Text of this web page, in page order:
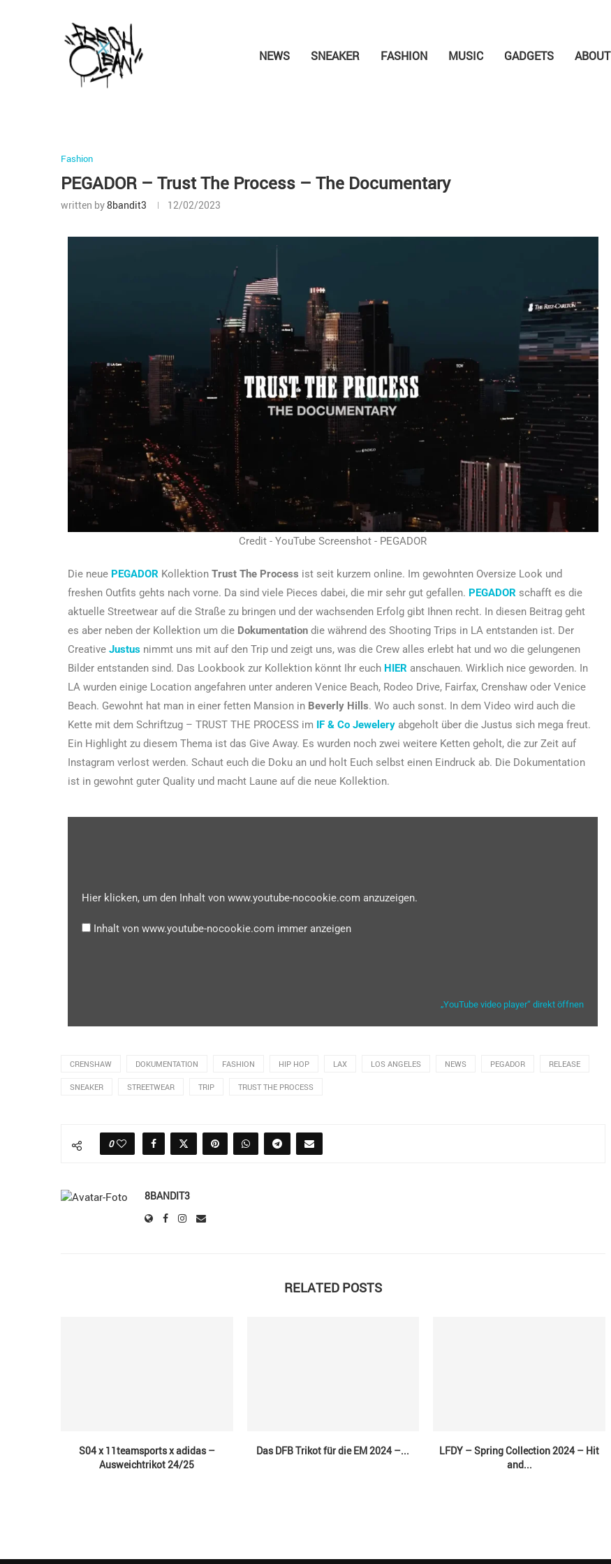
NEWS SNEAKER FASHION MUSIC GADGETS ABOUT
Fashion
PEGADOR – Trust The Process – The Documentary
written by8bandit3 12/02/2023
Credit - YouTube Screenshot - PEGADOR
Die neue PEGADOR Kollektion Trust The Process ist seit kurzem online. Im gewohnten Oversize Look und
freshen Outfits gehts nach vorne. Da sind viele Pieces dabei, die mir sehr gut gefallen. PEGADOR schafft es die
aktuelle Streetwear auf die Straße zu bringen und der wachsenden Erfolg gibt Ihnen recht. In diesen Beitrag geht
es aber neben der Kollektion um die Dokumentation die während des Shooting Trips in LA entstanden ist. Der
Creative Justus nimmt uns mit auf den Trip und zeigt uns, was die Crew alles erlebt hat und wo die gelungenen
Bilder entstanden sind. Das Lookbook zur Kollektion könnt Ihr euch HIER anschauen. Wirklich nice geworden. In
LA wurden einige Location angefahren unter anderen Venice Beach, Rodeo Drive, Fairfax, Crenshaw oder Venice
Beach. Gewohnt hat man in einer fetten Mansion in Beverly Hills. Wo auch sonst. In dem Video wird auch die
Kette mit dem Schriftzug – TRUST THE PROCESS im IF & Co Jewelery abgeholt über die Justus sich mega freut.
Ein Highlight zu diesem Thema ist das Give Away. Es wurden noch zwei weitere Ketten geholt, die zur Zeit auf
Instagram verlost werden. Schaut euch die Doku an und holt Euch selbst einen Eindruck ab. Die Dokumentation
ist in gewohnt guter Quality und macht Laune auf die neue Kollektion.
Hier klicken, um den Inhalt von www.youtube-nocookie.com anzuzeigen.
Inhalt von www.youtube-nocookie.com immer anzeigen
„YouTube video player“ direkt öffnen
CRENSHAW DOKUMENTATION FASHION HIP HOP LAX LOS ANGELES NEWS PEGADOR RELEASE
SNEAKER STREETWEAR TRIP TRUST THE PROCESS
0
8BANDIT3
RELATED POSTS
S04 x 11teamsports x adidas –
Ausweichtrikot 24/25
Das DFB Trikot für die EM 2024 –...
LFDY – Spring Collection 2024 – Hit
and...